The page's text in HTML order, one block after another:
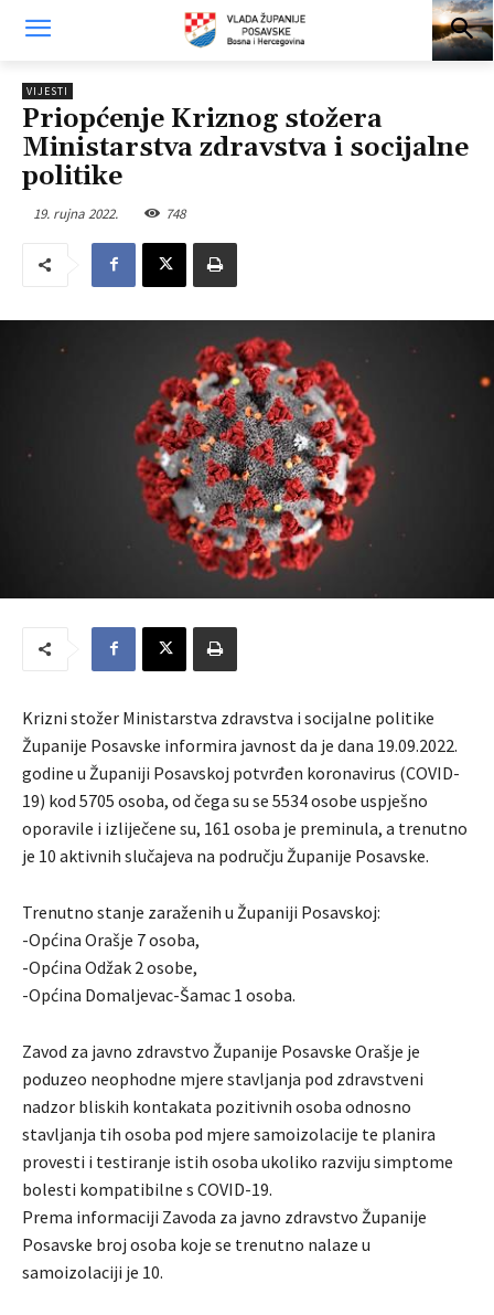
VIJESTI
Priopćenje Kriznog stožera
Ministarstva zdravstva i socijalne
politike
19. rujna 2022. 748
Krizni stožer Ministarstva zdravstva i socijalne politike
Županije Posavske informira javnost da je dana 19.09.2022.
godine u Županiji Posavskoj potvrđen koronavirus (COVID-
19) kod 5705 osoba, od čega su se 5534 osobe uspješno
oporavile i izliječene su, 161 osoba je preminula, a trenutno
je 10 aktivnih slučajeva na području Županije Posavske.
Trenutno stanje zaraženih u Županiji Posavskoj:
-Općina Orašje 7 osoba,
-Općina Odžak 2 osobe,
-Općina Domaljevac-Šamac 1 osoba.
Zavod za javno zdravstvo Županije Posavske Orašje je
poduzeo neophodne mjere stavljanja pod zdravstveni
nadzor bliskih kontakata pozitivnih osoba odnosno
stavljanja tih osoba pod mjere samoizolacije te planira
provesti i testiranje istih osoba ukoliko razviju simptome
bolesti kompatibilne s COVID-19.
Prema informaciji Zavoda za javno zdravstvo Županije
Posavske broj osoba koje se trenutno nalaze u
samoizolaciji je 10.